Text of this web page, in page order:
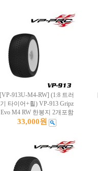
[VP-913U-M4-RW] (1:8 트러
기 타이어+휠) VP-913 Gripz
Evo M4 RW 한봉지 2개포함
33,000원